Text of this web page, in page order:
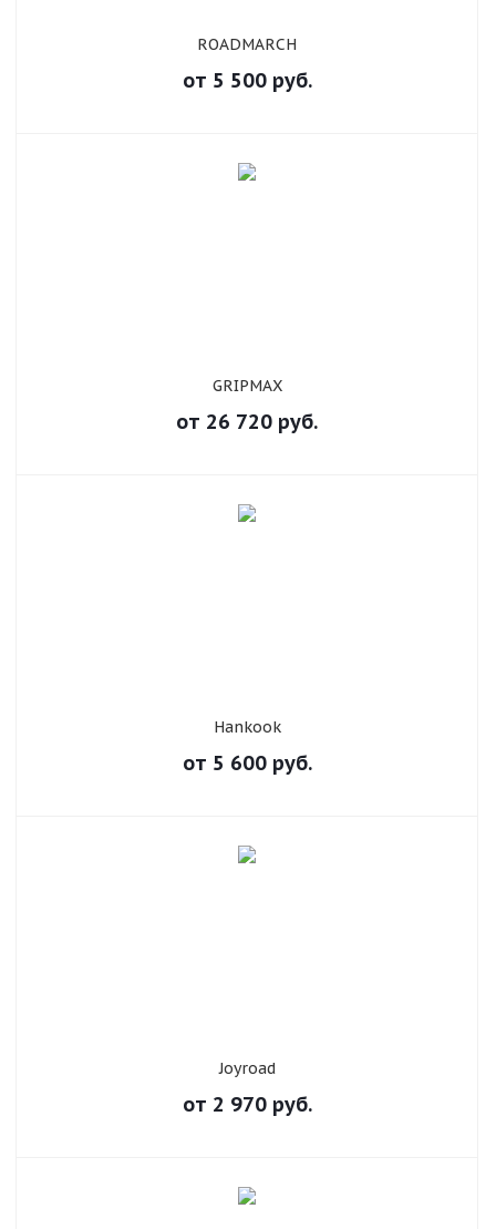
ROADMARCH
от 5 500руб.
GRIPMAX
от 26 720 руб.
Hankook
от 5 600руб.
Joyroad
от 2 970руб.